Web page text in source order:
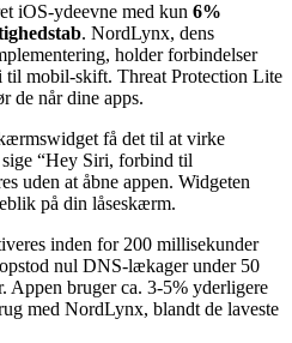
iOS-ydeevne med kun 6%
. NordLynx, dens
holder forbindelser
til mobil-skift. Threat Protection Lite
de når dine apps.
få det til at virke
“Hey Siri, forbind til
uden at åbne appen. Widgeten
på din låseskærm.
inden for 200 millisekunder
nul DNS-lækager under 50
Appen bruger ca. 3-5% yderligere
med NordLynx, blandt de laveste